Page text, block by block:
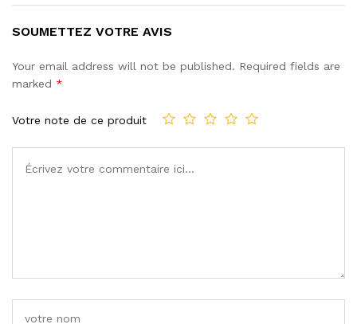
SOUMETTEZ VOTRE AVIS
Your email address will not be published. Required fields are
marked *
Votre note de ce produit